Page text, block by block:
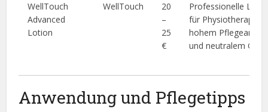
WellTouch
Advanced
Lotion
WellTouch
20
–
25
€
Professionelle
für Physiotherapie
hohem Pflegeanteil
und neutralem
Anwendung und Pflegetipps